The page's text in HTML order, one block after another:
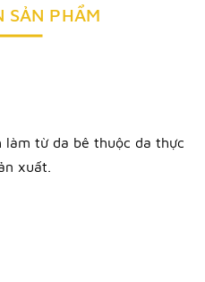
SẢN PHẨM
làm từ da bê thuộc da thực
xuất.